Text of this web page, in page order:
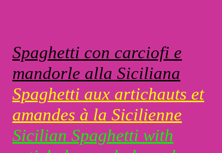
Spaghetti con carciofi e
mandorle alla Siciliana
Spaghetti aux artichauts et
amandes à la Sicilienne
Sicilian Spaghetti with